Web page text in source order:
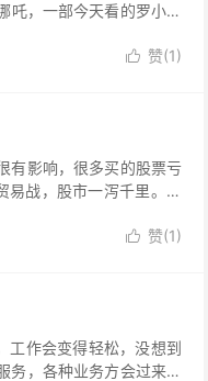
吒，一部今天看的罗小黑
 赞(1)
有影响，很多买的股票亏
战，股市一泻千里。今
 赞(1)
工作会变得轻松，没想到
务，各种业务方会过来和